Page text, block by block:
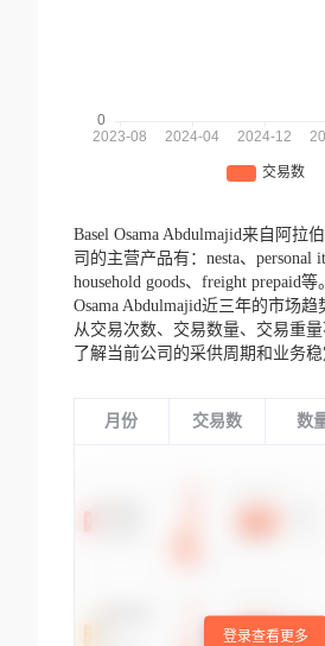
Basel Osama Abdulmajid来自阿拉
司的主营产品有：nesta、personal
household goods、freight prepaid等
Osama Abdulmajid近三年的市场
从交易次数、交易数量、交易重
了解当前公司的采供周期和业务稳
月份 交易数 数
登录查看更多